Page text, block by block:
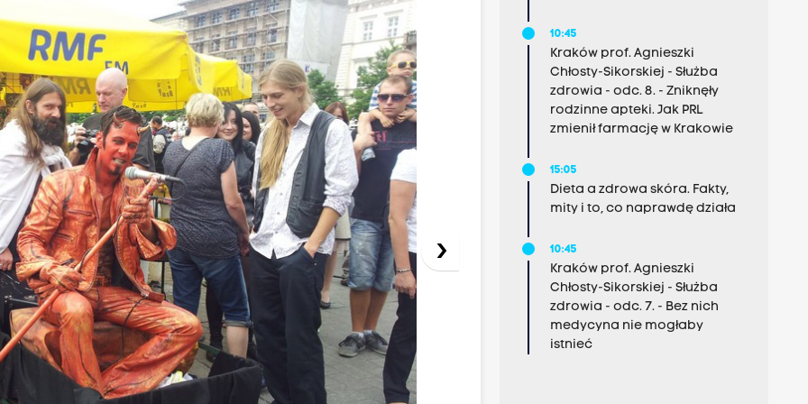
›
10:45
Kraków prof. Agnieszki
Chłosty-Sikorskiej - Służba
zdrowia - odc. 8. - Zniknęły
rodzinne apteki. Jak PRL
zmienił farmację w Krakowie
15:05
Dieta a zdrowa skóra. Fakty,
mity i to, co naprawdę działa
10:45
Kraków prof. Agnieszki
Chłosty-Sikorskiej - Służba
zdrowia - odc. 7. - Bez nich
medycyna nie mogłaby
istnieć